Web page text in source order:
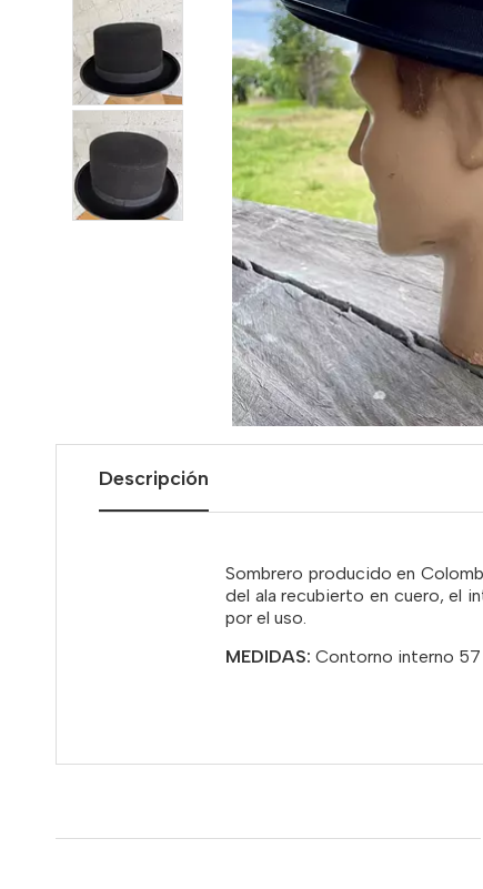
Descripción
Sombrero producido en
del ala recubierto en cuero, el
por el uso.
MEDIDAS: Contorno interno 57